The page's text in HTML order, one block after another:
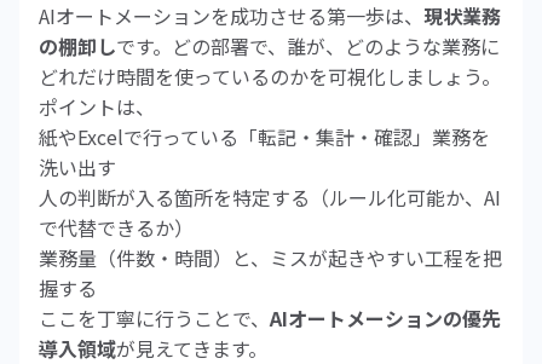
AIオートメーションを成功させる第一歩は、 現状業務
の棚卸しです。どの部署で、誰が、どのような業務に
どれだけ時間を使っているのかを可視化しましょう。
ポイントは、
紙やExcelで行っている「転記・集計・確認」業務を
洗い出す
人の判断が入る箇所を特定する（ルール化可能か、AI
で代替できるか）
業務量（件数・時間）と、ミスが起きやすい工程を把
握する
ここを丁寧に行うことで、AIオートメーションの優先
導入領域が見えてきます。